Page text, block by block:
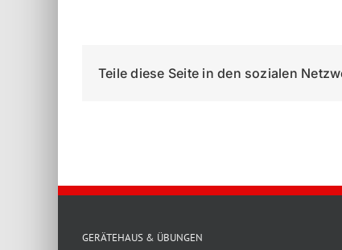
Teile diese Seite in den sozialen
GERÄTEHAUS & ÜBUNGEN